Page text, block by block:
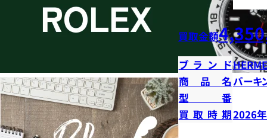
買取金額
ブランド
商品名 バーキ
型番
買取時期2026